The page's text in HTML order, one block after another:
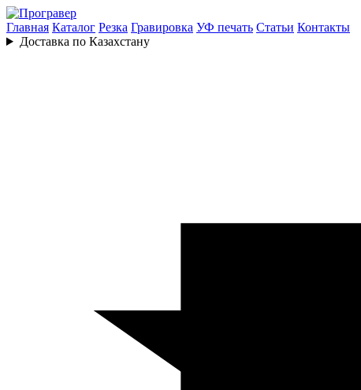
Главная Каталог Резка Гравировка УФ печать Статьи Контакты
Доставка по Казахстану